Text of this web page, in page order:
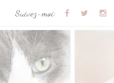
Suivez-moi: